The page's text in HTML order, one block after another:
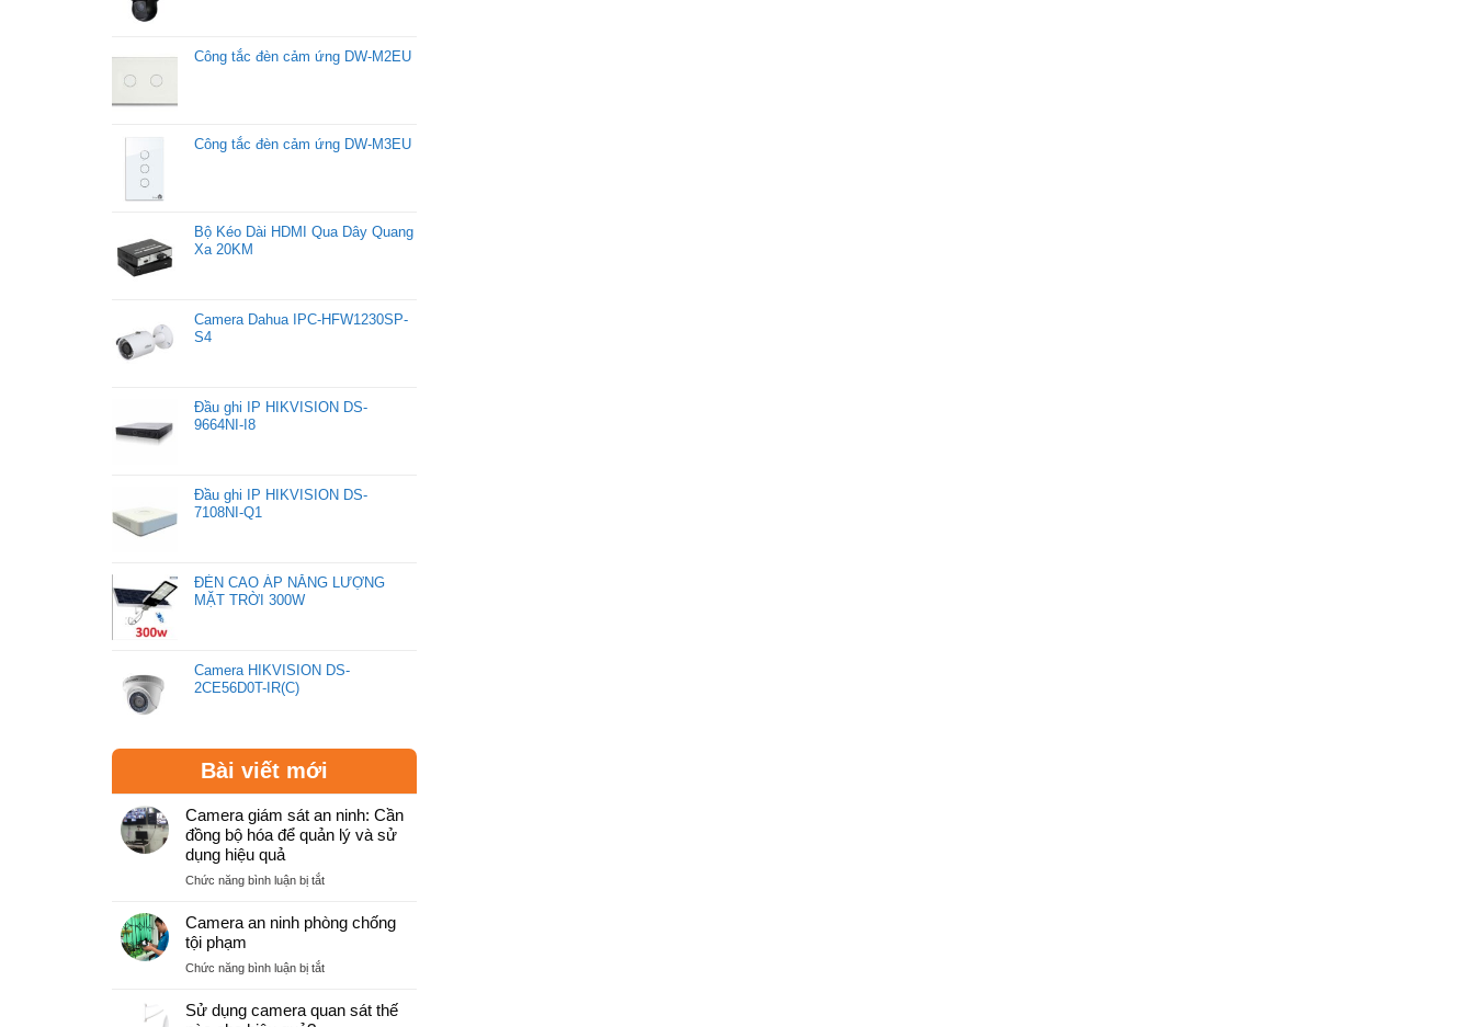
Công tắc đèn cảm ứng DW-M2EU
Công tắc đèn cảm ứng DW-M3EU
Bộ Kéo Dài HDMI Qua Dây Quang
Xa 20KM
Camera Dahua IPC-HFW1230SP-
S4
Đầu ghi IP HIKVISION DS-
9664NI-I8
Đầu ghi IP HIKVISION DS-
7108NI-Q1
ĐÈN CAO ÁP NĂNG LƯỢNG
MẶT TRỜI 300W
Camera HIKVISION DS-
2CE56D0T-IR(C)
Bài viết mới
Camera giám sát an ninh: Cần
đồng bộ hóa để quản lý và sử
dụng hiệu quả
Chức năng bình luận bị tắtở
giám
ninh:
đồng
Camera an ninh phòng chống
tội phạm
Chức năng bình luận bị tắtở
Sử dụng camera quan sát thế